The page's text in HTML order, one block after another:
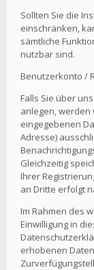
Sollten Sie die
einschränken,
sämtliche
nutzbar sind.
Benutzerkonto /
Falls Sie über
anlegen, werden
eingegebenen
Adresse)
Gleichzeitig
Ihrer
an Dritte erfolgt
Im Rahmen des
Einwilligung in
erhobenen